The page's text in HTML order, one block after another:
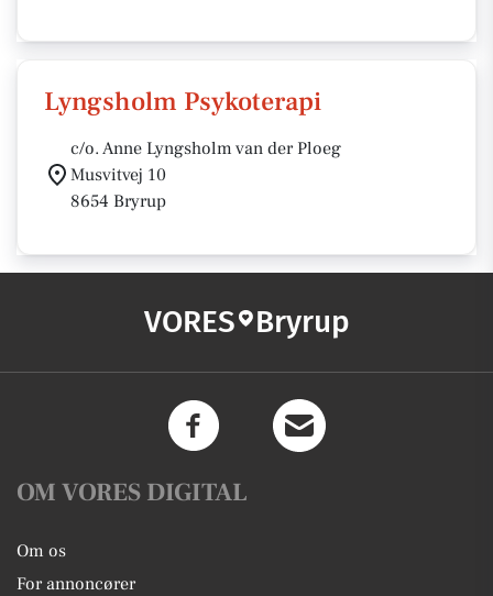
Lyngsholm Psykoterapi
c/o. Anne Lyngsholm van der Ploeg
Musvitvej 10
8654 Bryrup
VORES Bryrup
OM VORES DIGITAL
Om os
For annoncører